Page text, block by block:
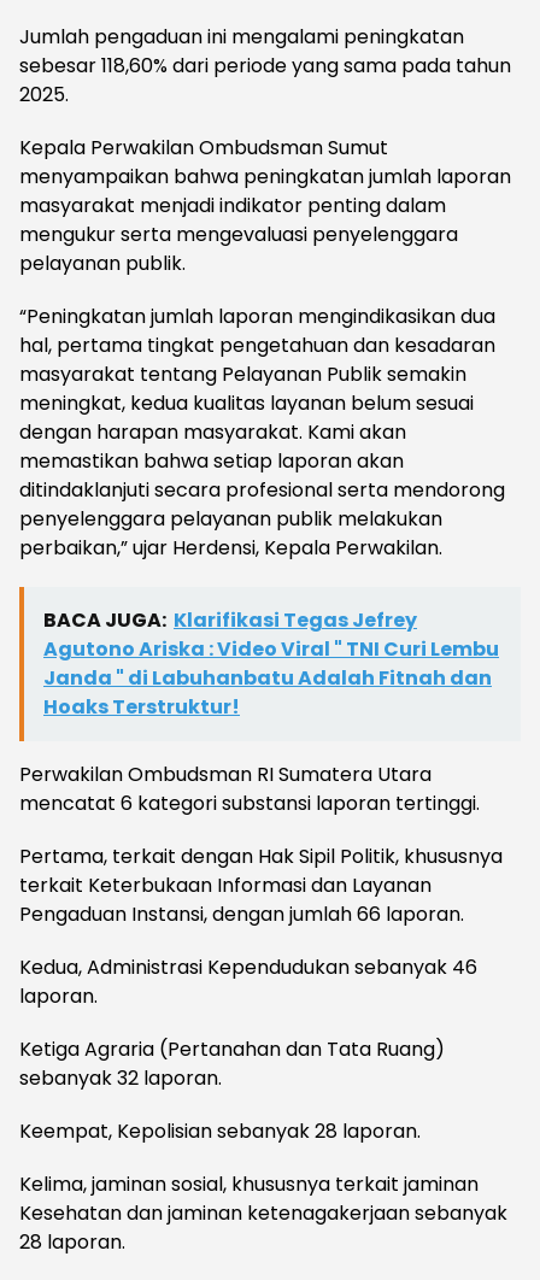
Jumlah pengaduan ini mengalami peningkatan
sebesar 118,60% dari periode yang sama pada tahun
2025.
Kepala Perwakilan Ombudsman Sumut
menyampaikan bahwa peningkatan jumlah laporan
masyarakat menjadi indikator penting dalam
mengukur serta mengevaluasi penyelenggara
pelayanan publik.
“Peningkatan jumlah laporan mengindikasikan dua
hal, pertama tingkat pengetahuan dan kesadaran
masyarakat tentang Pelayanan Publik semakin
meningkat, kedua kualitas layanan belum sesuai
dengan harapan masyarakat. Kami akan
memastikan bahwa setiap laporan akan
ditindaklanjuti secara profesional serta mendorong
penyelenggara pelayanan publik melakukan
perbaikan,” ujar Herdensi, Kepala Perwakilan.
BACA JUGA: Klarifikasi Tegas Jefrey
Agutono Ariska : Video Viral " TNI Curi Lembu
Janda " di Labuhanbatu Adalah Fitnah dan
Hoaks Terstruktur!
Perwakilan Ombudsman RI Sumatera Utara
mencatat 6 kategori substansi laporan tertinggi.
Pertama, terkait dengan Hak Sipil Politik, khususnya
terkait Keterbukaan Informasi dan Layanan
Pengaduan Instansi, dengan jumlah 66 laporan.
Kedua, Administrasi Kependudukan sebanyak 46
laporan.
Ketiga Agraria (Pertanahan dan Tata Ruang)
sebanyak 32 laporan.
Keempat, Kepolisian sebanyak 28 laporan.
Kelima, jaminan sosial, khususnya terkait jaminan
Kesehatan dan jaminan ketenagakerjaan sebanyak
28 laporan.